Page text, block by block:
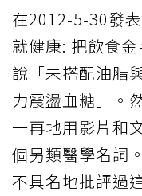
在2012-5-30發
就健康: 把飲食
說「未搭配油脂
力震盪血糖」。
一再地用影片和
個另類醫學名詞
不具名地批評過